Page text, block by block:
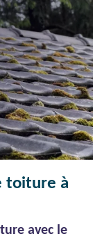
toiture à
avec le